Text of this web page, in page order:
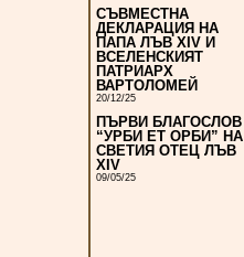
СЪВМЕСТНА
ДЕКЛАРАЦИЯ НА
ПАПА ЛЪВ XIV И
ВСЕЛЕНСКИЯТ
ПАТРИАРХ
ВАРТОЛОМЕЙ
20/12/25
ПЪРВИ БЛАГОСЛОВ
“УРБИ ЕТ ОРБИ” НА
СВЕТИЯ ОТЕЦ ЛЪВ
XIV
09/05/25